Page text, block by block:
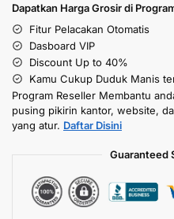
Dapatkan Harga Grosir di
Fitur Pelacakan Otomatis
Dasboard VIP
Discount Up to 40%
Kamu Cukup Duduk Manis
Program Reseller Membantu
pusing pikirin kantor, website,
yang atur. Daftar Disini
Guaranteed